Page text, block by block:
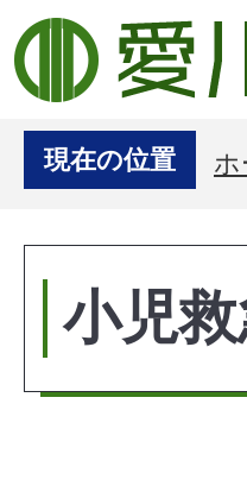
現在の位置 ホ
小児